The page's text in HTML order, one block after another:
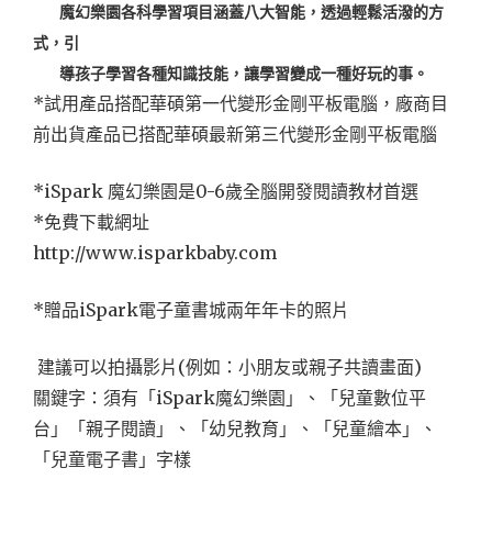
魔幻樂園各科學習項目涵蓋八大智能，透過輕鬆活潑的方
式，引
導孩子學習各種知識技能，讓學習變成一種好玩的事。
*試用產品搭配華碩第一代變形金剛平板電腦，廠商目
前出貨產品已搭配華碩最新第三代變形金剛平板電腦
*iSpark 魔幻樂園是0-6歲全腦開發閱讀教材首選
*免費下載網址
http://www.isparkbaby.com
*贈品iSpark電子童書城兩年年卡的照片
建議可以拍攝影片(例如：小朋友或親子共讀畫面)
關鍵字：須有「iSpark魔幻樂園」、「兒童數位平
台」「親子閱讀」、「幼兒教育」、「兒童繪本」、
「兒童電子書」字樣